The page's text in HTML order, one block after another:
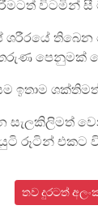
විටමින් සී
තිබෙන
පෙනුමක්
ඉතාම
සැලකිලිමත්
රූටින් එකට
තව දුරටත්